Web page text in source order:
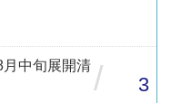
中旬展開清/ 3